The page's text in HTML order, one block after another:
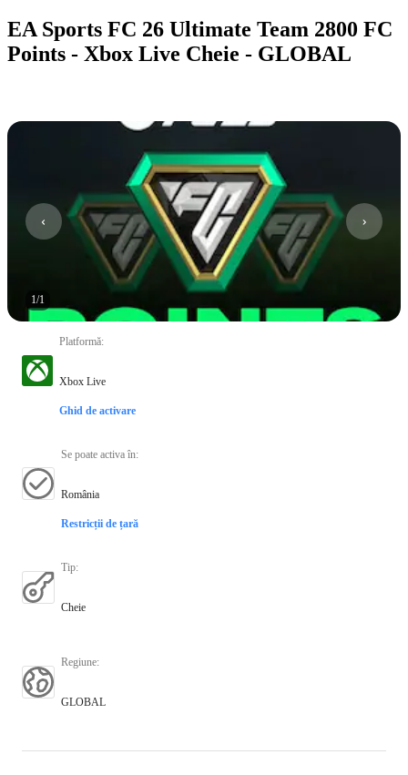
EA Sports FC 26 Ultimate Team 2800 FC
Points - Xbox Live Cheie - GLOBAL
1/1
Platformă:
Xbox Live
Ghid de activare
Se poate activa în:
România
Restricții de țară
Tip:
Cheie
Regiune:
GLOBAL